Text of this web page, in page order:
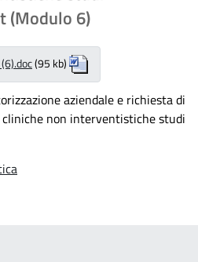
(Modulo 6)
(95 kb)
aziendale e richiesta di
non interventistiche studi